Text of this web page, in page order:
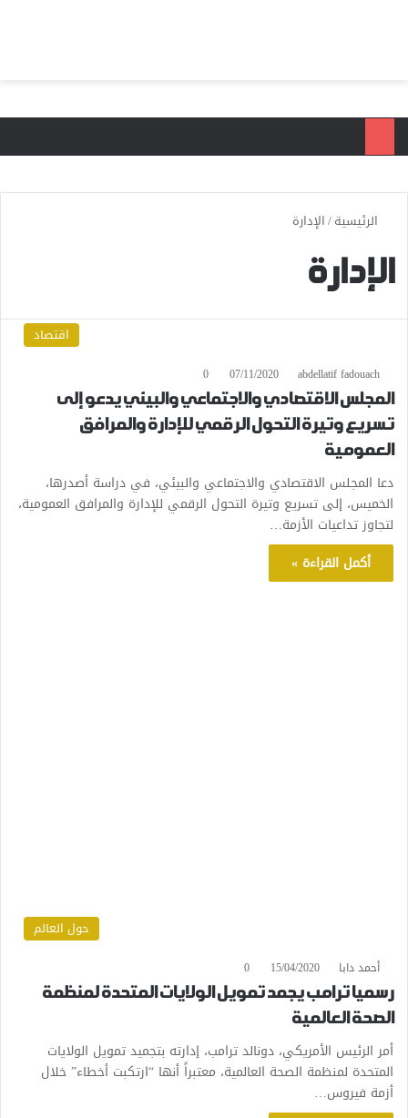
الرئيسية/الإدارة
الإدارة
اقتصاد
abdellatif fadouach
07/11/2020
0
المجلس الاقتصادي والاجتماعي والبيئي يدعو إلى
تسريع وتيرة التحول الرقمي للإدارة والمرافق
العمومية
دعا المجلس الاقتصادي والاجتماعي والبيئي، في دراسة أصدرها،
الخميس، إلى تسريع وتيرة التحول الرقمي للإدارة والمرافق العمومية،
لتجاوز تداعيات الأزمة…
أكمل القراءة »
حول العالم
أحمد دابا 15/04/2020
0
رسميا ترامب يجمد تمويل الولايات المتحدة لمنظمة
الصحة العالمية
أمر الرئيس الأمريكي، دونالد ترامب، إدارته بتجميد تمويل الولايات
المتحدة لمنظمة الصحة العالمية، معتبراً أنها “ارتكبت أخطاء” خلال
أزمة فيروس…